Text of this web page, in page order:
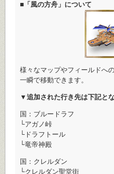
■「風の方舟」について
様々なマップやフィールドへ
一瞬で移動できます。
▼追加された行き先は下記とな
国：ブルードラフ
└アガノ峠
└ドラフトール
└竜帝神殿
国：クレルダン
└クレルダン聖堂街